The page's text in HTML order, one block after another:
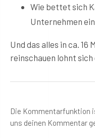
Wie bettet sich
Unternehmen
Und das alles in ca. 16
reinschauen lohnt
Die Kommentarfunktion
uns deinen Kommentar